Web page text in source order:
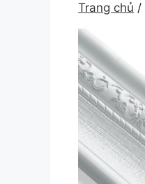
Trang chủ /